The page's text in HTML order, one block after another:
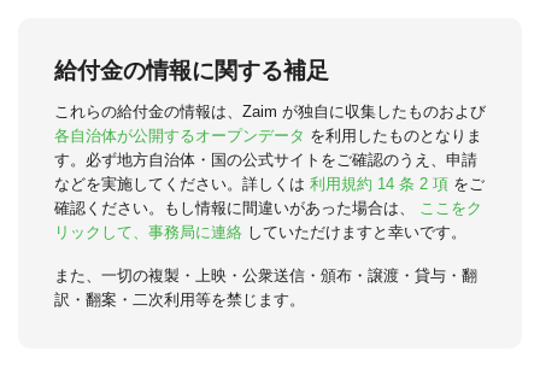
給付金の情報に関する補足
これらの給付金の情報は、Zaim が独自に収集したものおよび
各自治体が公開するオープンデータ を利用したものとなりま
す。必ず地方自治体・国の公式サイトをご確認のうえ、申請
などを実施してください。詳しくは 利用規約 14 条 2 項 をご
確認ください。もし情報に間違いがあった場合は、
ここをク
リックして、事務局に連絡 していただけますと幸いです。
また、一切の複製・上映・公衆送信・頒布・譲渡・貸与・翻
訳・翻案・二次利用等を禁じます。